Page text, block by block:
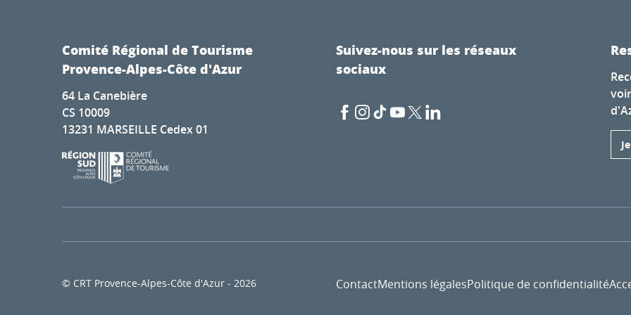
Comité Régional de Tourisme
Provence-Alpes-Côte d'Azur
64 La Canebière
CS 10009
13231 MARSEILLE Cedex 01
Suivez-nous sur les réseaux
sociaux
© CRT Provence-Alpes-Côte d'Azur - 2026 ContactMentions légalesPolitique de confidentialité